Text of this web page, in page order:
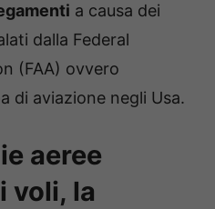
a causa dei
dalla Federal
(FAA) ovvero
di aviazione negli Usa.
aeree
voli, la